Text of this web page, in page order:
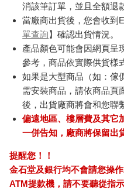
消該筆訂單，並且全額退
當廠商出貨後，您會收到
單查詢】確認出貨情況。
產品顏色可能會因網頁呈
參考，商品依實際供貨樣
如果是大型商品（如：傢
需安裝商品，請依商品頁
後，出貨廠商將會和您聯
偏遠地區、樓層費及其它
一併告知，廠商將保留出
提醒您！！
金石堂及銀行均不會請您操
ATM提款機，請不要聽從指